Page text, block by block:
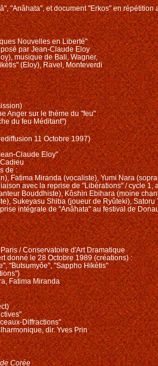
"Anâhata", et document "Erkos" en répétition
Nouvelles en Liberté"
par Jean-Claude Eloy
musique de Bali, Wagner,
(Eloy), Ravel, Monteverdi
Anger sur le thème du "feu"
du feu Méditant")
11 Octobre 1997)
Claude Eloy"
de :
Fatima Miranda (vocaliste), Yumi Nara
avec la reprise de "Libérations" / cycle 1,
Bouddhiste), Kôshin Ebihara (moine
Sukeyasu Shiba (joueur de Ryûteki),
intégrale de "Anâhata" au festival de
/ Conservatoire d'Art Dramatique
donné le 28 Octobre 1989 (créations) :
"Butsumyôe", "Sappho Hikètis"
Fatima Miranda
Diffractions"
dir. Yves Prin
Corée